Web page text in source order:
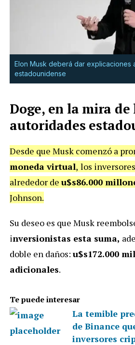
Elon Musk deberá dar explicaciones
estadounidense
Doge, en la mira de
autoridades
Desde que Musk comenzó a
moneda virtual, los
alrededor de u$s86.000
Johnson.
Su deseo es que Musk
inversionistas esta suma,
doble en daños: u$s172.000
adicionales.
Te puede interesar
La temible
de Binance
inversores